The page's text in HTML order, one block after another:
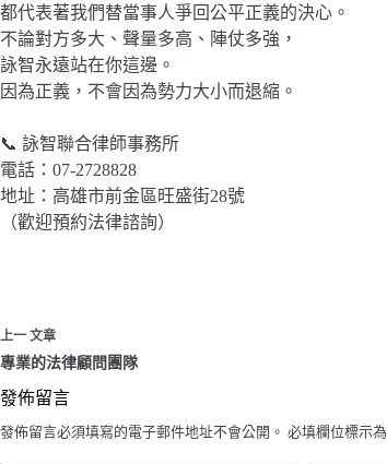
都代表著我們替當事人爭回公平正義的決心。
不論對方多大、聲量多高、陣仗多強，
詠智永遠站在你這邊。
因為正義，不會因為勢力大小而退縮。
📞 詠智聯合律師事務所
電話：07-2728828
地址：高雄市前金區旺盛街28號
（歡迎預約法律諮詢）
上一 文章
專業的法律顧問團隊
發佈留言
發佈留言必須填寫的電子郵件地址不會公開。 必填欄位標示為